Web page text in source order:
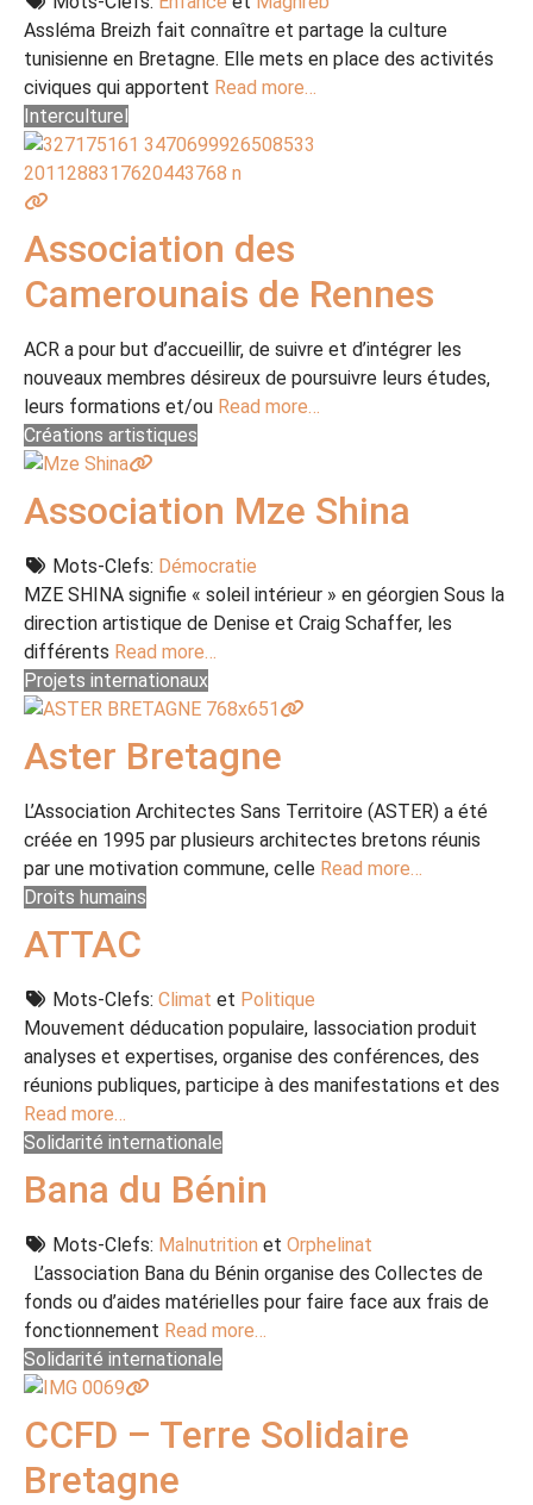
Assléma Breizh fait connaître et partage la culture
tunisienne en Bretagne. Elle mets en place des activités
civiques qui apportent Read more…
Interculturel
Association des
Camerounais de Rennes
ACR a pour but d’accueillir, de suivre et d’intégrer les
nouveaux membres désireux de poursuivre leurs études,
leurs formations et/ou Read more…
Créations artistiques
Association Mze Shina
Mots-Clefs: Démocratie
MZE SHINA signifie « soleil intérieur » en géorgien Sous la
direction artistique de Denise et Craig Schaffer, les
différents Read more…
Projets internationaux
Aster Bretagne
L’Association Architectes Sans Territoire (ASTER) a été
créée en 1995 par plusieurs architectes bretons réunis
par une motivation commune, celle Read more…
Droits humains
ATTAC
Mots-Clefs: Climat et Politique
Mouvement déducation populaire, lassociation produit
analyses et expertises, organise des conférences, des
réunions publiques, participe à des manifestations et des
Read more…
Solidarité internationale
Bana du Bénin
Mots-Clefs: Malnutrition et Orphelinat
L’association Bana du Bénin organise des Collectes de
fonds ou d’aides matérielles pour faire face aux frais de
fonctionnement Read more…
Solidarité internationale
CCFD – Terre Solidaire
Bretagne